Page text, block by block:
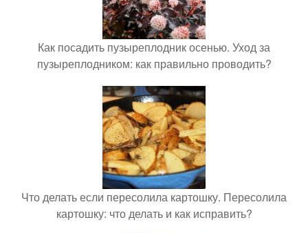
Как посадить пузыреплодник осенью. Уход за
пузыреплодником: как правильно проводить?
Что делать если пересолила картошку. Пересолила
картошку: что делать и как исправить?